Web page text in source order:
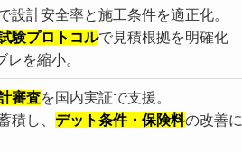
設計安全率と施工条件を適正化。
験プロトコルで見積根拠を明確化
レを縮小。
審査を国内実証で支援。
積し、 デット条件・保険料の改善に